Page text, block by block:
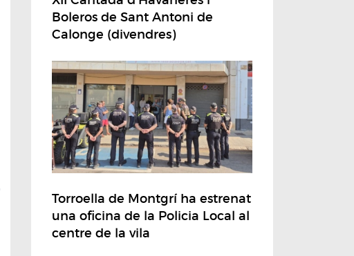
Boleros de Sant Antoni de
Calonge (divendres)
Torroella de Montgrí ha estrenat
una oficina de la Policia Local al
centre de la vila